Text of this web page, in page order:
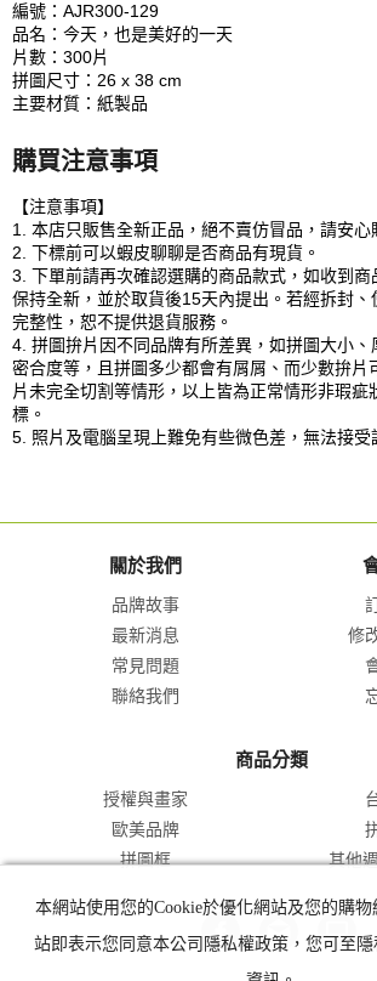
編號：AJR300-129
品名：今天，也是美好的一天
片數：300片
拼圖尺寸：26 x 38 cm
主要材質：紙製品
購買注意事項
【注意事項】
1. 本店只販售全新正品，絕不賣仿冒品，請安心
2. 下標前可以蝦皮聊聊是否商品有現貨。
3. 下單前請再次確認選購的商品款式，如收到
保持全新，並於取貨後15天內提出。若經拆封、
完整性，恕不提供退貨服務。
4. 拼圖拚片因不同品牌有所差異，如拼圖大小、
密合度等，且拼圖多少都會有屑屑、而少數拚片
片未完全切割等情形，以上皆為正常情形非瑕疵
標。
5. 照片及電腦呈現上難免有些微色差，無法接受
關於我們
品牌故事
最新消息
常見問題
聯絡我們
修
商品分類
授權與畫家
歐美品牌
拼圖框
其他
本網站使用您的Cookie於優化網站及您的購
站即表示您同意本公司隱私權政策，您可至